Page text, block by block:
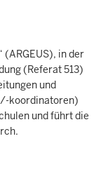
in der
(Referat 513)
und
koordinatoren)
und führt die